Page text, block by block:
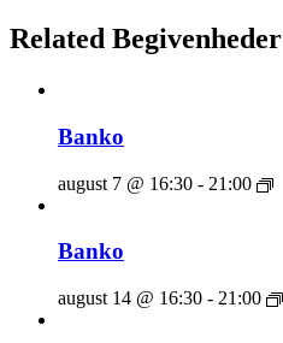
Related Begivenheder
Banko
august 7 @ 16:30 - 21:00
Banko
august 14 @ 16:30 - 21:00